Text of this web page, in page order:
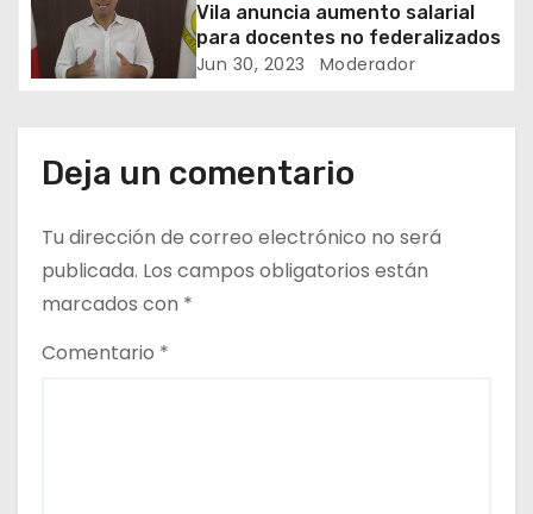
t
r
d
a
s
Vila anuncia aumento salarial
para docentes no federalizados
Jun 30, 2023 Moderador
Deja un comentario
Tu dirección de correo electrónico no será
publicada. Los campos obligatorios están
marcados con *
Comentario *